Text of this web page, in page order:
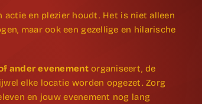
en plezier houdt. Het is niet alleen
maar ook een gezellige en hilarische
ander evenementorganiseert, de
elke locatie worden opgezet. Zorg
en jouw evenement nog lang